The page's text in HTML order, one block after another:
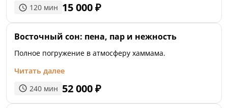
120 мин 15 000₽
Восточный сон: пена, пар и нежность
Полное погружение в атмосферу хаммама.
Читать далее
240 мин 52 000₽